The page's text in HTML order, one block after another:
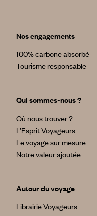
Nos engagements
100% carbone absorbé
Tourisme responsable
Qui sommes-nous ?
Où nous trouver ?
L’Esprit Voyageurs
Le voyage sur mesure
Notre valeur ajoutée
Autour du voyage
Librairie Voyageurs